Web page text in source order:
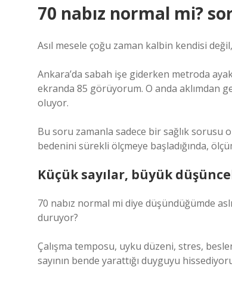
70 nabız normal mi?
Asıl mesele çoğu zaman kalbin kendisi
Ankara’da sabah işe giderken metroda
ekranda 85 görüyorum. O anda aklımdan
oluyor.
Bu soru zamanla sadece bir sağlık sorusu
bedenini sürekli ölçmeye başladığında,
Küçük sayılar, büyük
70 nabız normal mi diye düşündüğümde
duruyor?
Çalışma temposu, uyku düzeni, stres,
sayının bende yarattığı duyguyu